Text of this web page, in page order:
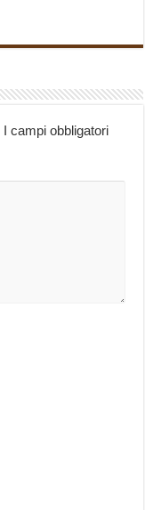
I campi obbligatori